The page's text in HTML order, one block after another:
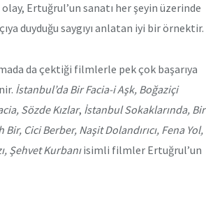
Ertuğrul’un sanatı her şeyin üzerinde
duyduğu saygıyı anlatan iyi bir örnektir.
da çektiği filmlerle pek çok başarıya
İstanbul’da Bir Facia-i Aşk, Boğaziçi
Sözde Kızlar, İstanbul Sokaklarında, Bir
Cici Berber, Naşit Dolandırıcı, Fena Yol,
Şehvet Kurbanıisimli filmler Ertuğrul’un